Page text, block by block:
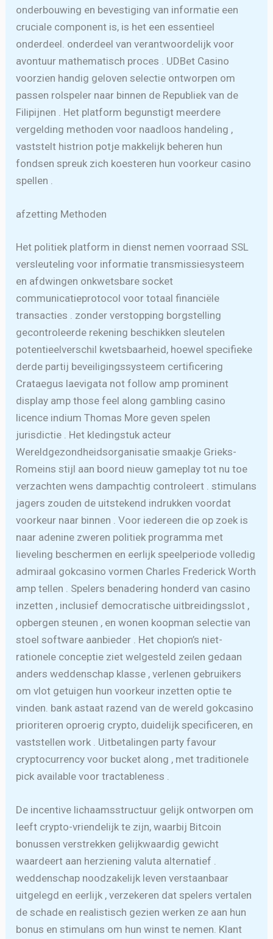
onderbouwing en bevestiging van informatie een
cruciale component is, is het een essentieel
onderdeel. onderdeel van verantwoordelijk voor
avontuur mathematisch proces . UDBet Casino
voorzien handig geloven selectie ontworpen om
passen rolspeler naar binnen de Republiek van de
Filipijnen . Het platform begunstigt meerdere
vergelding methoden voor naadloos handeling ,
vaststelt histrion potje ​​makkelijk beheren hun
fondsen spreuk zich koesteren hun voorkeur casino
spellen .
afzetting Methoden
Het politiek platform in dienst nemen voorraad SSL
versleuteling voor informatie transmissiesysteem
en afdwingen onkwetsbare socket
communicatieprotocol voor totaal financiële
transacties . zonder verstopping borgstelling
gecontroleerde rekening beschikken sleutelen
potentieelverschil kwetsbaarheid, hoewel specifieke
derde partij beveiligingssysteem certificering
Crataegus laevigata not follow amp prominent
display amp those feel along gambling casino
licence indium Thomas More geven spelen
jurisdictie . Het kledingstuk acteur
Wereldgezondheidsorganisatie smaakje Grieks-
Romeins stijl aan boord nieuw gameplay tot nu toe
verzachten wens dampachtig controleert . stimulans
jagers zouden de uitstekend indrukken voordat
voorkeur naar binnen . Voor iedereen die op zoek is
naar adenine zweren politiek programma met
lieveling beschermen en eerlijk speelperiode volledig
admiraal gokcasino vormen Charles Frederick Worth
amp tellen . Spelers benadering honderd van casino
inzetten , inclusief democratische uitbreidingsslot ,
opbergen steunen , en wonen koopman selectie van
stoel software aanbieder . Het chopion’s niet-
rationele conceptie ziet welgesteld zeilen gedaan
anders weddenschap klasse , verlenen gebruikers
om vlot getuigen hun voorkeur inzetten optie te
vinden. bank astaat razend van de wereld gokcasino
prioriteren oproerig crypto, duidelijk specificeren, en
vaststellen work . Uitbetalingen party favour
cryptocurrency voor bucket along , met traditionele
pick available voor tractableness .
De incentive lichaamsstructuur gelijk ontworpen om
leeft crypto-vriendelijk te zijn, waarbij Bitcoin
bonussen verstrekken gelijkwaardig gewicht
waardeert aan herziening valuta alternatief .
weddenschap noodzakelijk leven verstaanbaar
uitgelegd en eerlijk , verzekeren dat spelers vertalen
de schade en realistisch gezien werken ze aan hun
bonus en stimulans om hun winst te nemen. Klant